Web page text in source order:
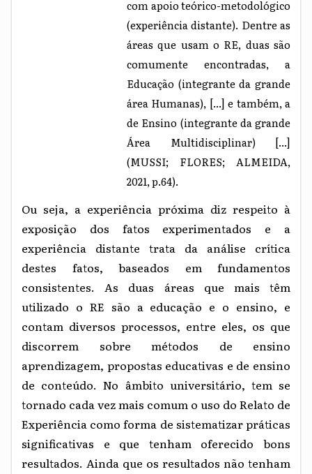
com apoio teórico-metodológico
(experiência distante). Dentre as
áreas que usam o RE, duas são
comumente encontradas, a
Educação (integrante da grande
área Humanas), [...] e também, a
de Ensino (integrante da grande
Área Multidisciplinar) [...]
(MUSSI; FLORES; ALMEIDA,
2021, p.64).
Ou seja, a experiência próxima diz respeito à
exposição dos fatos experimentados e a
experiência distante trata da análise crítica
destes fatos, baseados em fundamentos
consistentes. As duas áreas que mais têm
utilizado o RE são a educação e o ensino, e
contam diversos processos, entre eles, os que
discorrem sobre métodos de ensino
aprendizagem, propostas educativas e de ensino
de conteúdo. No âmbito universitário, tem se
tornado cada vez mais comum o uso do Relato de
Experiência como forma de sistematizar práticas
significativas e que tenham oferecido bons
resultados. Ainda que os resultados não tenham